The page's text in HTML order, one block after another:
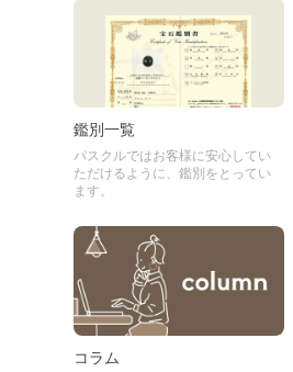
鑑別一覧
パスクルではお客様に安心してい
ただけるように、鑑別をとってい
ます。
コラム